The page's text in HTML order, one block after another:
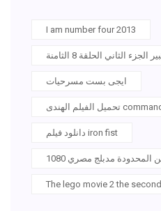
I am number four 2013
الثاني الحلقة 8 الثامنة
ايجى بست مسرحيات
دانلود فيلم iron fist
The lego movie 2 the